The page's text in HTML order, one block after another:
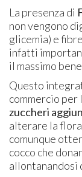
La presenza di
non vengono
glicemia) e
infatti
il massimo
Questo
commercio per
zuccheri
alterare la
comunque
cocco che
allontanandosi